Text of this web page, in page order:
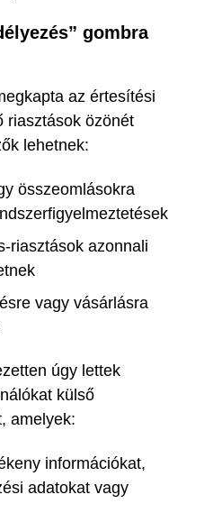
gombra
az értesítési
riasztások özönét
lehetnek:
összeomlásokra
riasztások azonnali
vagy vásárlásra
úgy lettek
külső
amelyek:
információkat,
adatokat vagy